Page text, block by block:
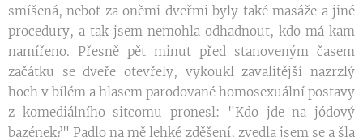
smíšená, neboť za oněmi dveřmi byly také masáže a jiné
procedury, a tak jsem nemohla odhadnout, kdo má kam
namířeno. Přesně pět minut před stanoveným časem
začátku se dveře otevřely, vykoukl zavalitější nazrzlý
hoch v bílém a hlasem parodované homosexuální postavy
z komediálního sitcomu pronesl: "Kdo jde na jódový
bazének?" Padlo na mě lehké zděšení, zvedla jsem se a šla